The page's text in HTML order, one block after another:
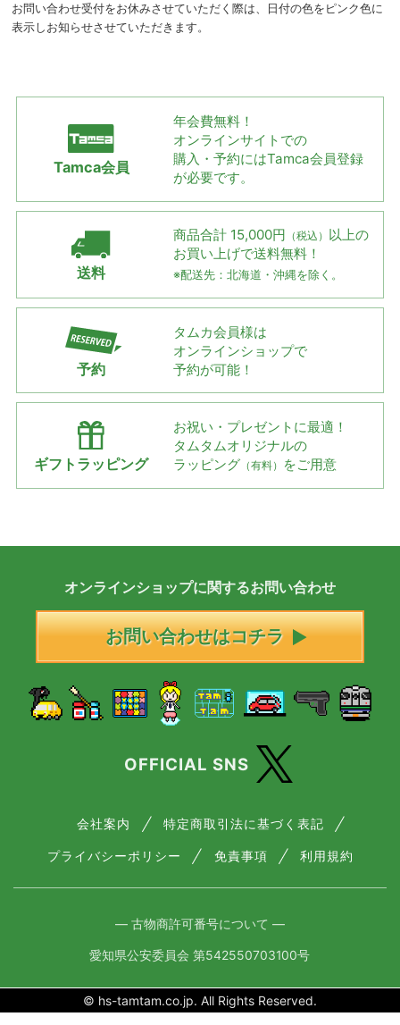
お問い合わせ受付をお休みさせていただく際は、日付の色をピンク色に
表示しお知らせさせていただきます。
Tamca会員
年会費無料！
オンラインサイトでの
購入・予約にはTamca会員登録
が必要です。
送料
商品合計 15,000円 （税込） 以上の
お買い上げで送料無料！
※配送先：北海道・沖縄を除く。
予約
タムカ会員様は
オンラインショップで
予約が可能！
ギフトラッピング
お祝い・プレゼントに最適！
タムタムオリジナルの
ラッピング （有料） をご用意
オンラインショップに関するお問い合わせ
お問い合わせはコチラ
OFFICIAL SNS
会社案内 特定商取引法に基づく表記
プライバシーポリシー 免責事項 利用規約
― 古物商許可番号について ―
愛知県公安委員会 第542550703100号
© hs-tamtam.co.jp. All Rights Reserved.